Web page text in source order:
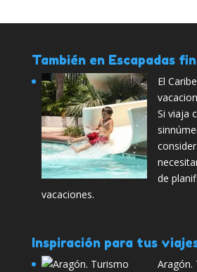
También en Escapadas
El
Si viaja
de
vacaciones.
Inspiración para tus
Aragón.